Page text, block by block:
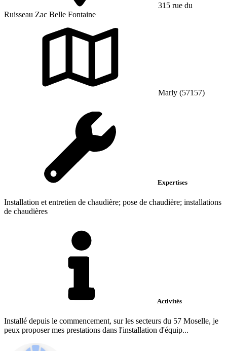
315 rue du
Ruisseau Zac Belle Fontaine
Marly (57157)
Expertises
Installation et entretien de chaudière; pose de chaudière; installations
de chaudières
Activités
Installé depuis le commencement, sur les secteurs du 57 Moselle, je
peux proposer mes prestations dans l'installation d'équip...